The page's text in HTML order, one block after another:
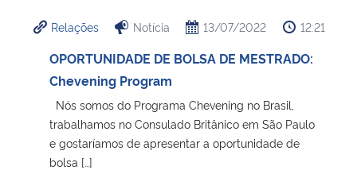
Ministério da Cidadania
Ministério de Minas e Energia
Ministério da Ciência, Tecnologia, Inovações e Comunicações
Relações Notícia 13/07/2022 12:21
OPORTUNIDADE DE BOLSA DE MESTRADO:
Chevening Program
Nós somos do Programa Chevening no Brasil,
trabalhamos no Consulado Britânico em São Paulo
e gostaríamos de apresentar a oportunidade de
bolsa […]